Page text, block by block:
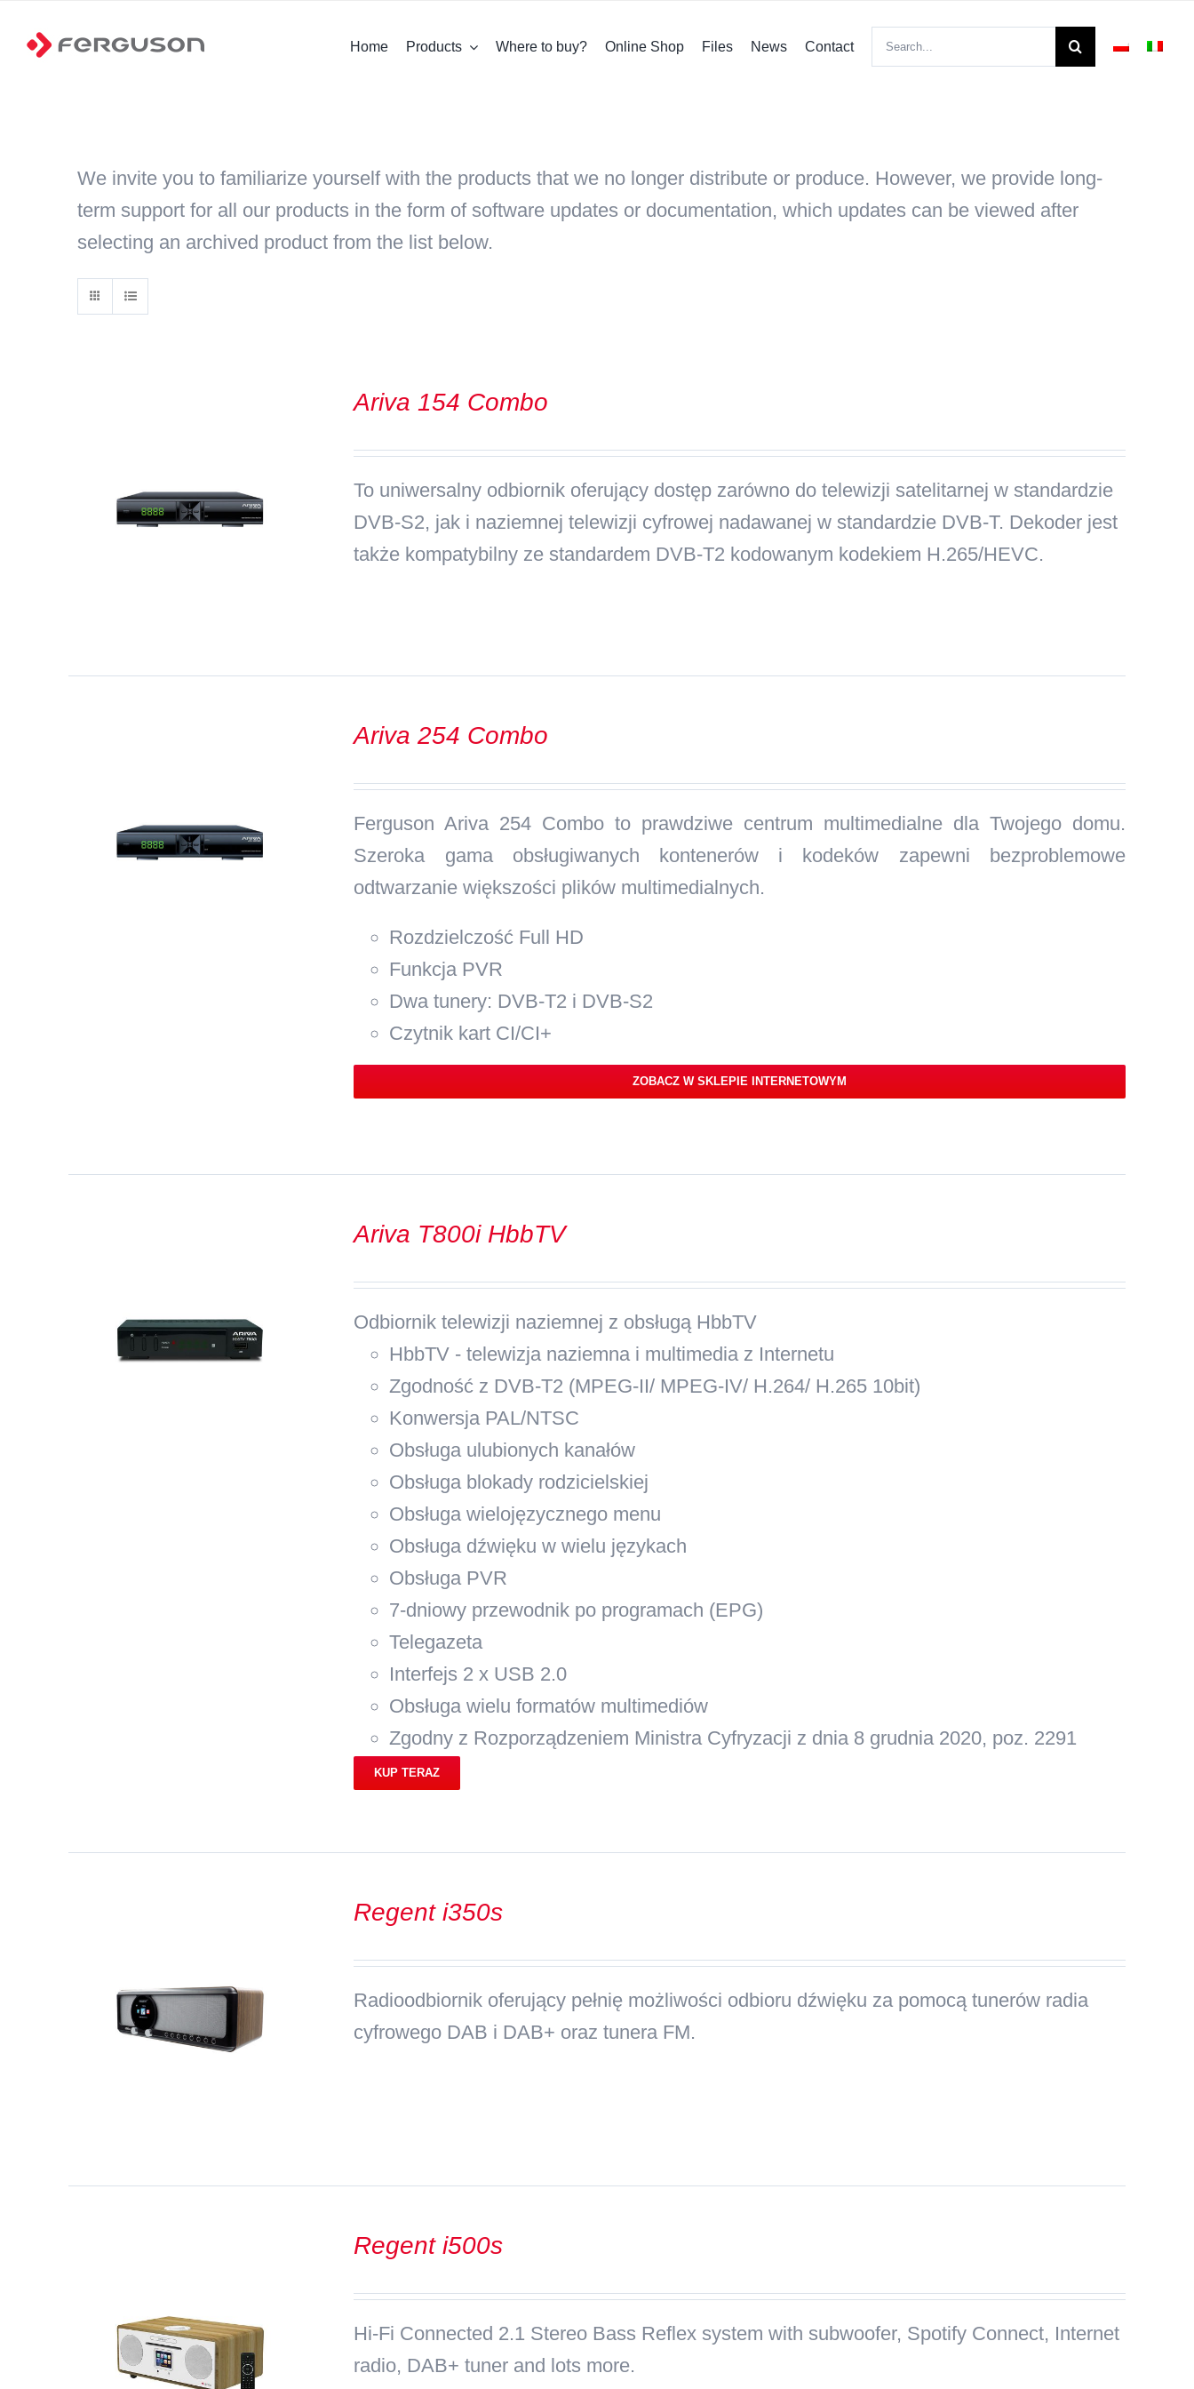
Home Products Where to buy? Online Shop Files News Contact
We invite you to familiarize yourself with the products that we no longer distribute or produce. However, we provide long-
term support for all our products in the form of software updates or documentation, which updates can be viewed after
selecting an archived product from the list below.
Ariva 154 Combo
To uniwersalny odbiornik oferujący dostęp zarówno do telewizji satelitarnej w standardzie
DVB-S2, jak i naziemnej telewizji cyfrowej nadawanej w standardzie DVB-T. Dekoder jest
także kompatybilny ze standardem DVB-T2 kodowanym kodekiem H.265/HEVC.
Ariva 254 Combo
Ferguson Ariva 254 Combo to prawdziwe centrum multimedialne dla Twojego domu.
Szeroka gama obsługiwanych kontenerów i kodeków zapewni bezproblemowe
odtwarzanie większości plików multimedialnych.
Rozdzielczość Full HD
Funkcja PVR
Dwa tunery: DVB-T2 i DVB-S2
Czytnik kart CI/CI+
ZOBACZ W SKLEPIE INTERNETOWYM
Ariva T800i HbbTV
Odbiornik telewizji naziemnej z obsługą HbbTV
HbbTV - telewizja naziemna i multimedia z Internetu
Zgodność z DVB-T2 (MPEG-II/ MPEG-IV/ H.264/ H.265 10bit)
Konwersja PAL/NTSC
Obsługa ulubionych kanałów
Obsługa blokady rodzicielskiej
Obsługa wielojęzycznego menu
Obsługa dźwięku w wielu językach
Obsługa PVR
7-dniowy przewodnik po programach (EPG)
Telegazeta
Interfejs 2 x USB 2.0
Obsługa wielu formatów multimediów
Zgodny z Rozporządzeniem Ministra Cyfryzacji z dnia 8 grudnia 2020, poz. 2291
KUP TERAZ
Regent i350s
Radioodbiornik oferujący pełnię możliwości odbioru dźwięku za pomocą tunerów radia
cyfrowego DAB i DAB+ oraz tunera FM.
Regent i500s
Hi-Fi Connected 2.1 Stereo Bass Reflex system with subwoofer, Spotify Connect, Internet
radio, DAB+ tuner and lots more.